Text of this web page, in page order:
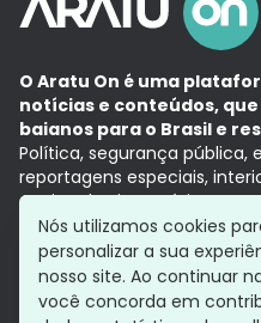
O Aratu On é uma
notícias e conteúdos,
baianos para o Brasil e
Política, segurança pública,
reportagens especiais,
Aqui, tudo vira notícia e a
com a credibilidade do
Grupo Aratu
Política de
Nós utilizamos cookies
personalizar a sua
nosso site. Ao continuar
você concorda em